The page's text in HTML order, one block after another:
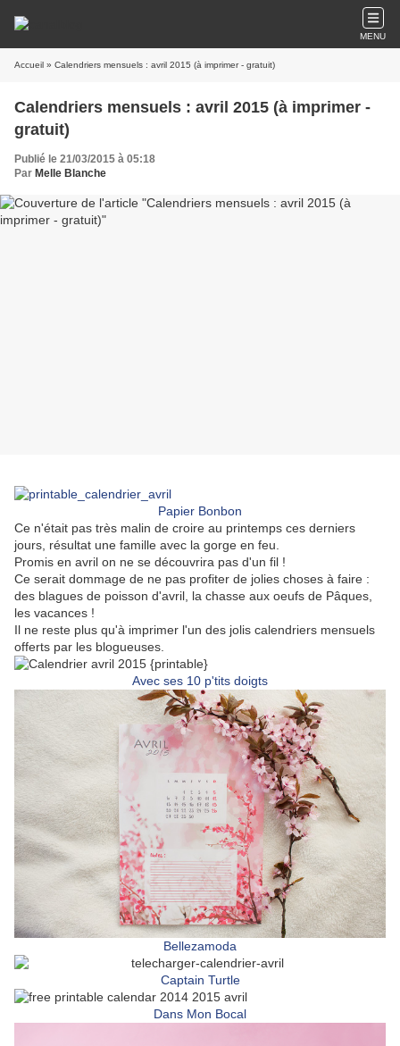
MENU
Accueil » Calendriers mensuels : avril 2015 (à imprimer - gratuit)
Calendriers mensuels : avril 2015 (à imprimer -
gratuit)
Publié le 21/03/2015 à 05:18
Par Melle Blanche
Papier Bonbon
Ce n'était pas très malin de croire au printemps ces derniers
jours, résultat une famille avec la gorge en feu.
Promis en avril on ne se découvrira pas d'un fil !
Ce serait dommage de ne pas profiter de jolies choses à faire :
des blagues de poisson d'avril, la chasse aux oeufs de Pâques,
les vacances !
Il ne reste plus qu'à imprimer l'un des jolis calendriers mensuels
offerts par les blogueuses.
Avec ses 10 p'tits doigts
Bellezamoda
Captain Turtle
Dans Mon Bocal